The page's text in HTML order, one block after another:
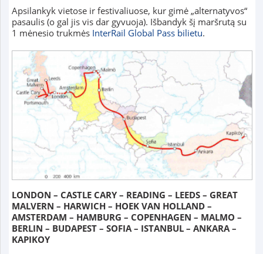
Apsilankyk vietose ir festivaliuose, kur gimė „alternatyvos“
pasaulis (o gal jis vis dar gyvuoja). Išbandyk šį maršrutą su
1 mėnesio trukmės InterRail Global Pass bilietu.
LONDON – CASTLE CARY – READING – LEEDS – GREAT
MALVERN – HARWICH – HOEK VAN HOLLAND –
AMSTERDAM – HAMBURG – COPENHAGEN – MALMO –
BERLIN – BUDAPEST – SOFIA – ISTANBUL – ANKARA –
KAPIKOY